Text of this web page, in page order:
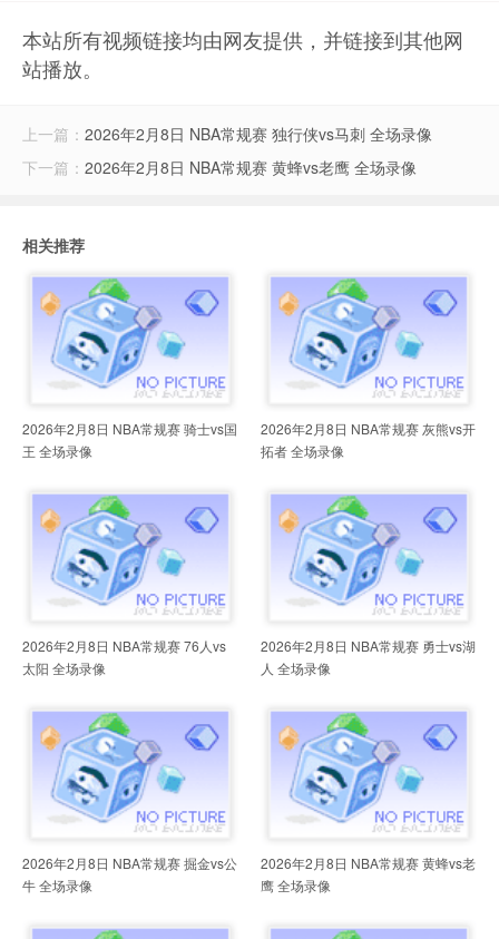
本站所有视频链接均由网友提供，并链接到其他网
站播放。
上一篇： 2026年2月8日 NBA常规赛 独行侠vs马刺 全场录像
下一篇： 2026年2月8日 NBA常规赛 黄蜂vs老鹰 全场录像
相关推荐
2026年2月8日 NBA常规赛 骑士vs国
王 全场录像
2026年2月8日 NBA常规赛 灰熊vs开
拓者 全场录像
2026年2月8日 NBA常规赛 76人vs
太阳 全场录像
2026年2月8日 NBA常规赛 勇士vs湖
人 全场录像
2026年2月8日 NBA常规赛 掘金vs公
牛 全场录像
2026年2月8日 NBA常规赛 黄蜂vs老
鹰 全场录像